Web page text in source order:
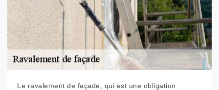
Le ravalement de façade, qui est une obligation